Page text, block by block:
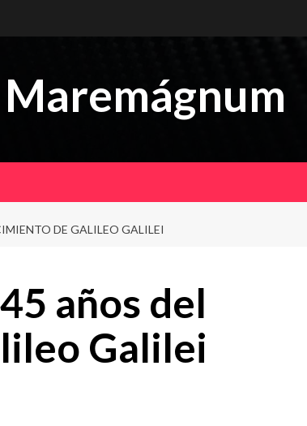
Maremágnum
DE GALILEO GALILEI
años del
Galilei